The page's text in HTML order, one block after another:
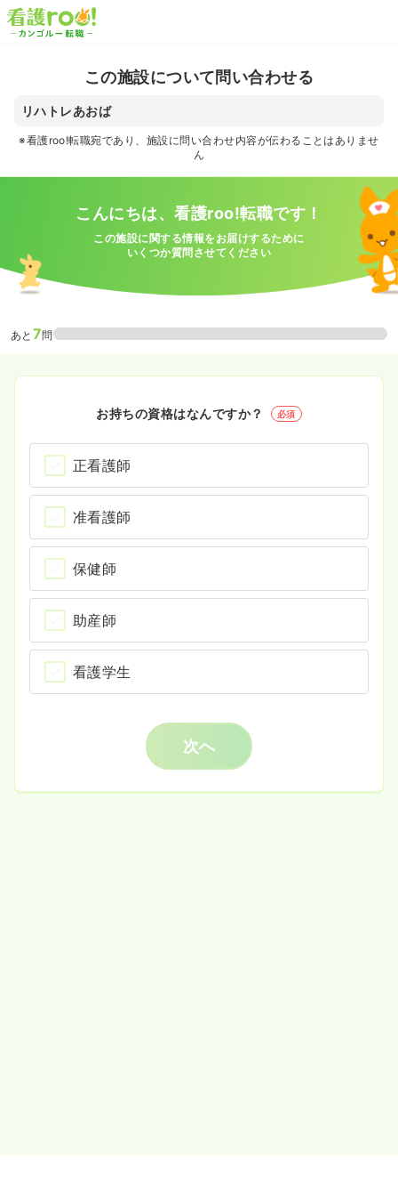
この施設について問い合わせる
リハトレあおば
※看護roo!転職宛であり、施設に問い合わせ内容が伝わることはありませ
ん
こんにちは、看護roo!転職です！
この施設に関する情報をお届けするために
いくつか質問させてください
あと 7問
お持ちの資格はなんですか？ 必須
正看護師
准看護師
保健師
助産師
看護学生
次へ